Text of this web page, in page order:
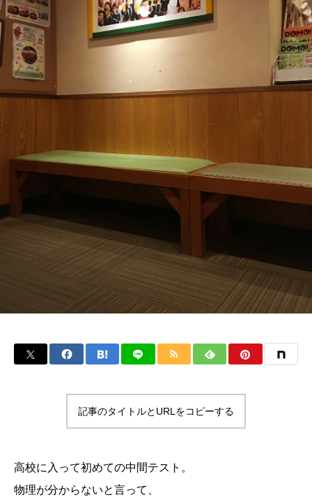
記事のタイトルとURLをコピーする
高校に入って初めての中間テスト。
物理が分からないと言って、